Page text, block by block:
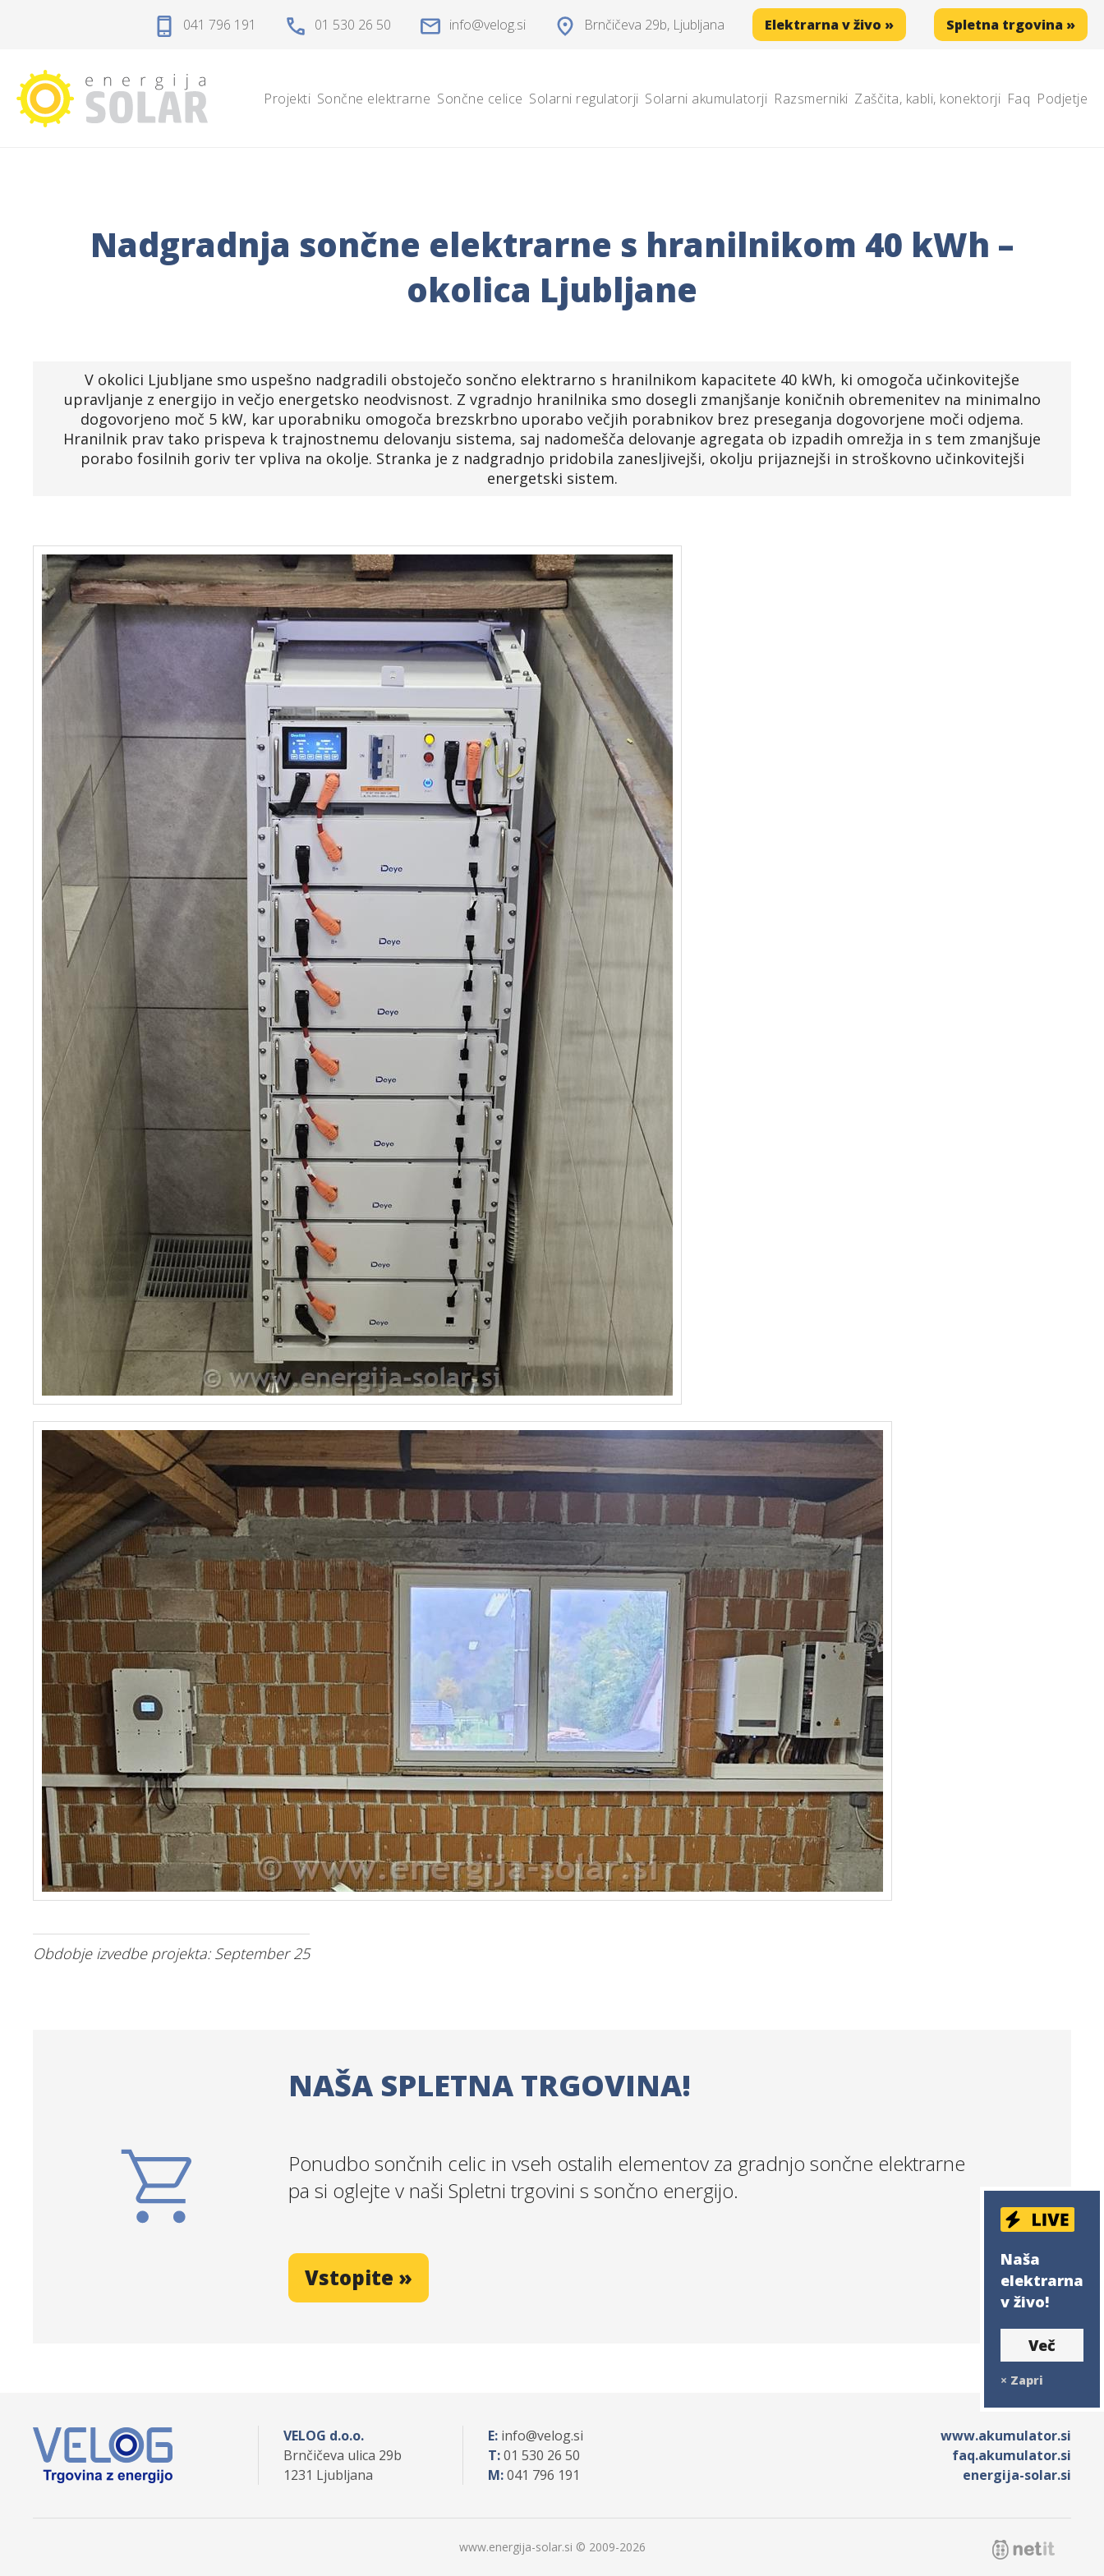
Projekti
Sončne elektrarne
Solarni akumulatorji
Podjetje
Naša
elektrarna
v živo!
Več
× Zapri
041 796 191 01 530 26 50 info velog.si Brnčičeva 29b, Ljubljana Elektrarna v živo » Spletna trgovina »
Projekti Sončne elektrarne Sončne celice Solarni regulatorji Solarni akumulatorji Razsmerniki Zaščita, kabli, konektorji Faq Podjetje
Nadgradnja sončne elektrarne s hranilnikom 40 kWh –
okolica Ljubljane
V okolici Ljubljane smo uspešno nadgradili obstoječo sončno elektrarno s hranilnikom kapacitete 40 kWh, ki omogoča učinkovitejše
upravljanje z energijo in večjo energetsko neodvisnost. Z vgradnjo hranilnika smo dosegli zmanjšanje koničnih obremenitev na minimalno
dogovorjeno moč 5 kW, kar uporabniku omogoča brezskrbno uporabo večjih porabnikov brez preseganja dogovorjene moči odjema.
Hranilnik prav tako prispeva k trajnostnemu delovanju sistema, saj nadomešča delovanje agregata ob izpadih omrežja in s tem zmanjšuje
porabo fosilnih goriv ter vpliva na okolje. Stranka je z nadgradnjo pridobila zanesljivejši, okolju prijaznejši in stroškovno učinkovitejši
energetski sistem.
Obdobje izvedbe projekta: September 25
NAŠA SPLETNA TRGOVINA!
Ponudbo sončnih celic in vseh ostalih elementov za gradnjo sončne elektrarne
pa si oglejte v naši Spletni trgovini s sončno energijo.
Vstopite »
VELOG d.o.o.
Brnčičeva ulica 29b
1231 Ljubljana
E: info
velog.si
T:01 530 26 50
M:041 796 191
www.akumulator.si
faq.akumulator.si
energija-solar.si
www.energija-solar.si © 2009-2026